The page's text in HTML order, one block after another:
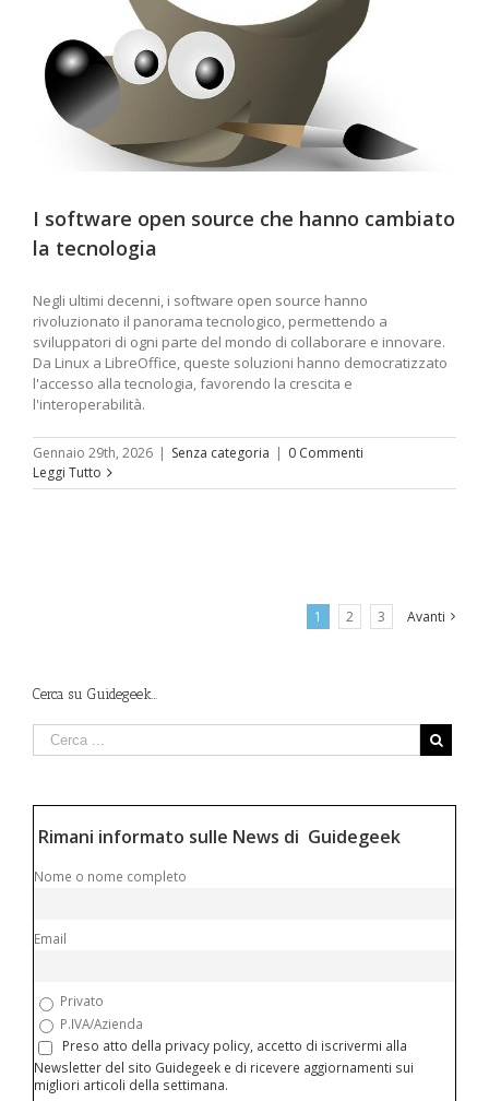
I software open source che hanno cambiato
la tecnologia
Negli ultimi decenni, i software open source hanno
rivoluzionato il panorama tecnologico, permettendo a
sviluppatori di ogni parte del mondo di collaborare e innovare.
Da Linux a LibreOffice, queste soluzioni hanno democratizzato
l'accesso alla tecnologia, favorendo la crescita e
l'interoperabilità.
Gennaio 29th, 2026 | Senza categoria | 0 Commenti
Leggi Tutto
1 2 3 Avanti
Cerca su Guidegeek…
Rimani informato sulle News di Guidegeek
Nome o nome completo
Email
Privato
P.IVA/Azienda
Preso atto della privacy policy, accetto di iscrivermi alla
Newsletter del sito Guidegeek e di ricevere aggiornamenti sui
migliori articoli della settimana.